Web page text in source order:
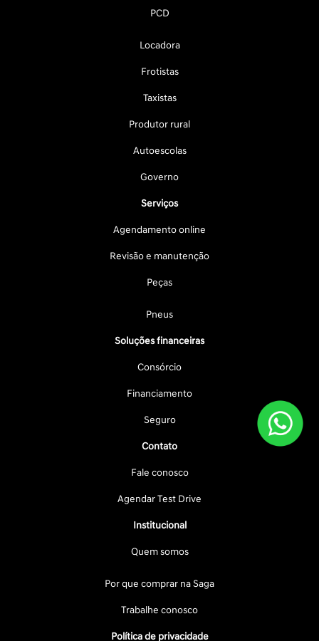
PCD
Locadora
Frotistas
Taxistas
Produtor rural
Autoescolas
Governo
Serviços
Agendamento online
Revisão e manutenção
Peças
Pneus
Soluções financeiras
Consórcio
Financiamento
Seguro
Contato
Fale conosco
Agendar Test Drive
Institucional
Quem somos
Por que comprar na Saga
Trabalhe conosco
Política de privacidade